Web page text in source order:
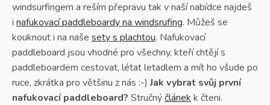
p
r
v
y
v
ý
p
windsurfingem a reším přepravu tak v naší nabídce najdeš
i nafukovací paddleboardy na windsrufing. Můžeš se
kouknout i na naše sety s plachtou. Nafukovací
paddleboard jsou vhodné pro všechny, kteří chtějí s
paddleboardem cestovat, létat letadlem a mít ho všude po
ruce, zkrátka pro většinu z nás :-)Jak vybrat svůj první
nafukovací paddleboard? Stručnýčlánek k čteni.